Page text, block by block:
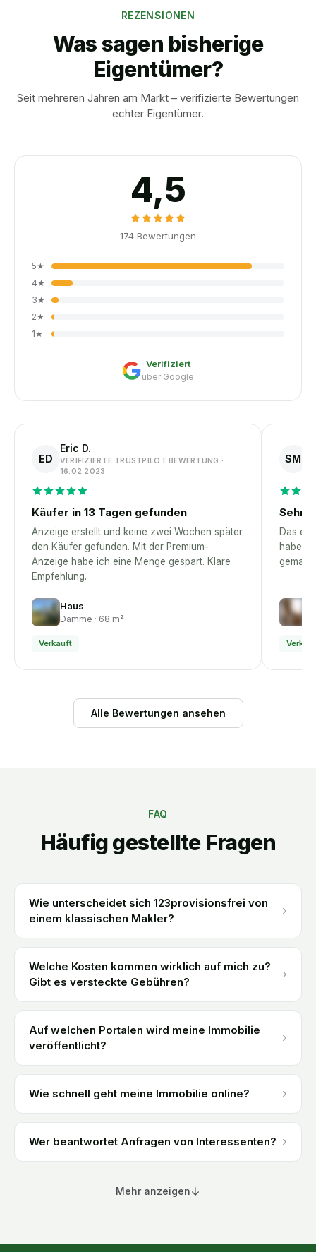
REZENSIONEN
Was sagen bisherige
Eigentümer?
Seit mehreren Jahren am Markt – verifizierte Bewertungen
echter Eigentümer.
4,5
174 Bewertungen
5★
4★
3★
2★
1★
Verifiziert
über Google
ED
Eric D.
VERIFIZIERTE TRUSTPILOT BEWERTUNG ·
16.02.2023
Käufer in 13 Tagen gefunden
Anzeige erstellt und keine zwei Wochen später
den Käufer gefunden. Mit der Premium-
Anzeige habe ich eine Menge gespart. Klare
Empfehlung.
Haus
Damme · 68 m²
Verkauft
SM
Sehr
Das
habe –
Alle Bewertungen ansehen
FAQ
Häufig gestellte Fragen
Wie unterscheidet sich 123provisionsfrei von
einem klassischen Makler?
›
Welche Kosten kommen wirklich auf mich zu?
Gibt es versteckte Gebühren?
›
Auf welchen Portalen wird meine Immobilie
veröffentlicht?
›
Wie schnell geht meine Immobilie online? ›
Wer beantwortet Anfragen von Interessenten? ›
Mehr anzeigen